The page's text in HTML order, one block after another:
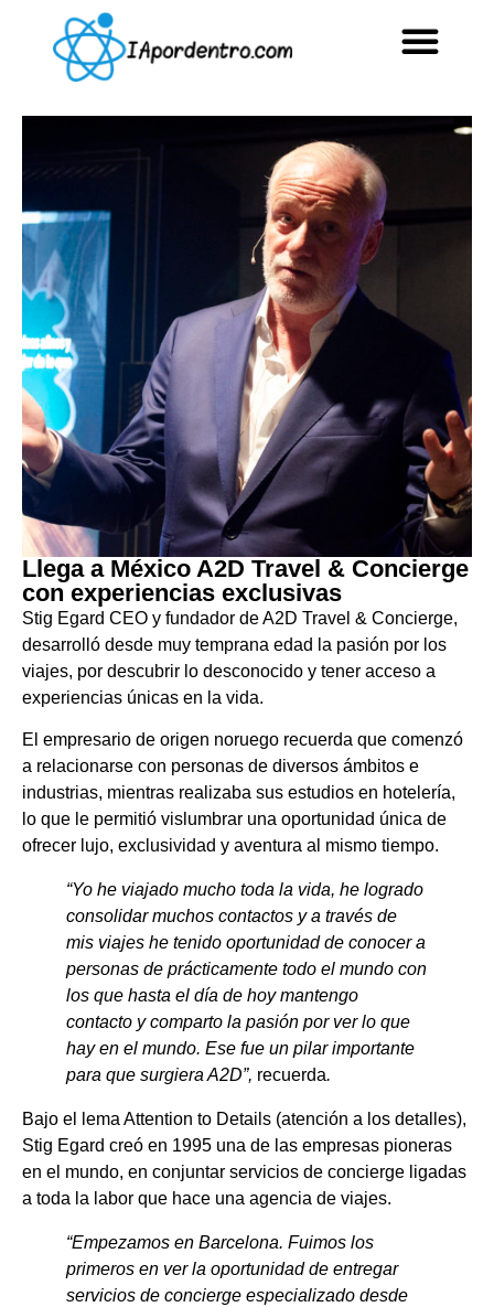
Llega a México A2D Travel & Concierge
con experiencias exclusivas
Stig Egard CEO y fundador de A2D Travel & Concierge,
desarrolló desde muy temprana edad la pasión por los
viajes, por descubrir lo desconocido y tener acceso a
experiencias únicas en la vida.
El empresario de origen noruego recuerda que comenzó
a relacionarse con personas de diversos ámbitos e
industrias, mientras realizaba sus estudios en hotelería,
lo que le permitió vislumbrar una oportunidad única de
ofrecer lujo, exclusividad y aventura al mismo tiempo.
“Yo he viajado mucho toda la vida, he logrado
consolidar muchos contactos y a través de
mis viajes he tenido oportunidad de conocer a
personas de prácticamente todo el mundo con
los que hasta el día de hoy mantengo
contacto y comparto la pasión por ver lo que
hay en el mundo. Ese fue un pilar importante
para que surgiera A2D”, recuerda.
Bajo el lema Attention to Details (atención a los detalles),
Stig Egard creó en 1995 una de las empresas pioneras
en el mundo, en conjuntar servicios de concierge ligadas
a toda la labor que hace una agencia de viajes.
“Empezamos en Barcelona. Fuimos los
primeros en ver la oportunidad de entregar
servicios de concierge especializado desde